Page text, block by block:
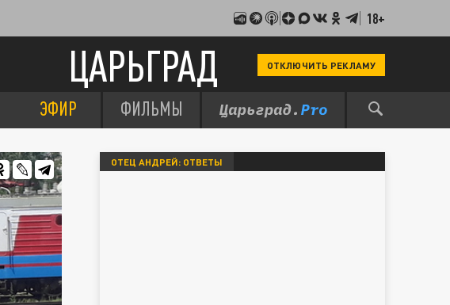
18+
ЦАРЬГРАД ОТКЛЮЧИТЬ РЕКЛАМУ
ЭФИР ФИЛЬМЫ
ОТЕЦ АНДРЕЙ: ОТВЕТЫ